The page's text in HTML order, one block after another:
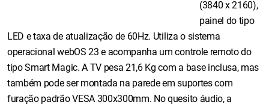
(3840 x 2160),
painel do tipo
LED e taxa de atualização de 60Hz. Utiliza o sistema
operacional webOS 23 e acompanha um controle remoto do
tipo Smart Magic. A TV pesa 21,6 Kg com a base inclusa, mas
também pode ser montada na parede em suportes com
furação padrão VESA 300x300mm. No quesito áudio, a